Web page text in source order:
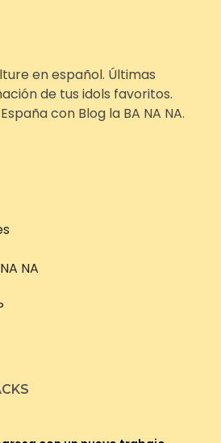
en español. Últimas
de tus idols favoritos.
con Blog la BA NA NA.
NA